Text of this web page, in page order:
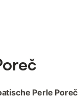
Perle Poreč